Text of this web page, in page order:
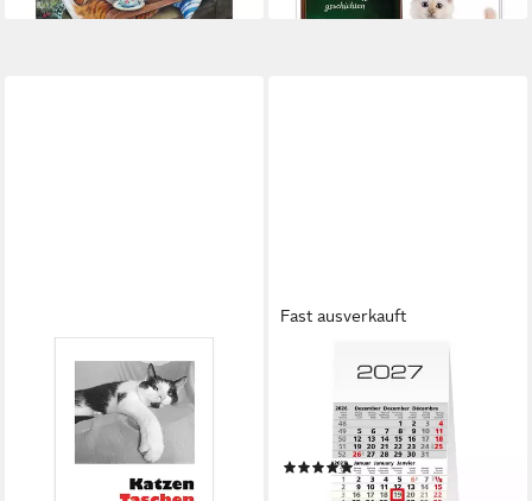
Wandkalender Katzen
Taschenkalender 2025
14,95 €
lieferbar - in 2-3 Werktagen bei dir
Fast ausverkauft
GÜSS KALENDER
Tischkalender 10,5 x 20cm
Kalendarium 2027
(1)